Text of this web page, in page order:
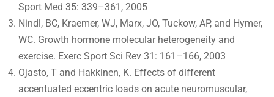
Sport Med 35: 339–361, 2005
Nindl, BC, Kraemer, WJ, Marx, JO, Tuckow, AP, and Hymer,
WC. Growth hormone molecular heterogeneity and
exercise. Exerc Sport Sci Rev 31: 161–166, 2003
Ojasto, T and Hakkinen, K. Effects of different
accentuated eccentric loads on acute neuromuscular,